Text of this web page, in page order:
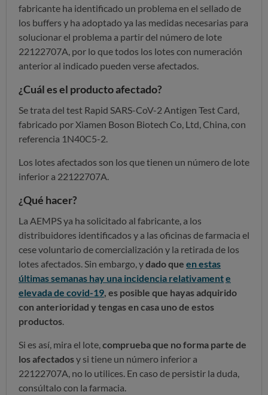
fabricante ha identificado un problema en el sellado de
los buffers y ha adoptado ya las medidas necesarias para
solucionar el problema a partir del número de lote
22122707A, por lo que todos los lotes con numeración
anterior al indicado pueden verse afectados.
¿Cuál es el producto afectado?
Se trata del test Rapid SARS-CoV-2 Antigen Test Card,
fabricado por Xiamen Boson Biotech Co, Ltd, China, con
referencia 1N40C5-2.
Los lotes afectados son los que tienen un número de lote
inferior a 22122707A.
¿Qué hacer?
La AEMPS ya ha solicitado al fabricante, a los
distribuidores identificados y a las oficinas de farmacia el
cese voluntario de comercialización y la retirada de los
lotes afectados. Sin embargo, ydado que en estas
últimas semanas hay una incidencia relativamente
elevada de covid-19 , es posible que hayas adquirido
con anterioridad y tengas en casa uno de estos
productos
Si es así, mira el lote, comprueba que no forma parte de
los afectadosy si tiene un número inferior a
22122707A, no lo utilices. En caso de persistir la duda,
consúltalo con la farmacia.